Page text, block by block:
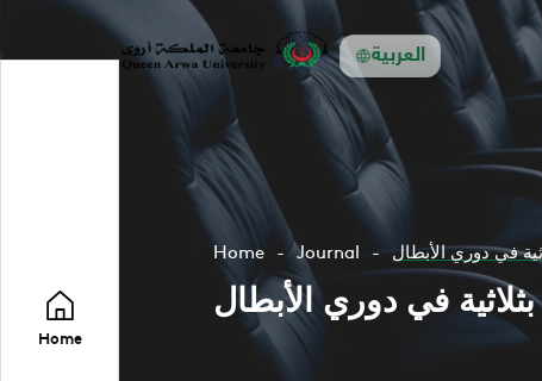
العربية
Home
Home Journal في دوري الأبطال
في دوري الأبطال